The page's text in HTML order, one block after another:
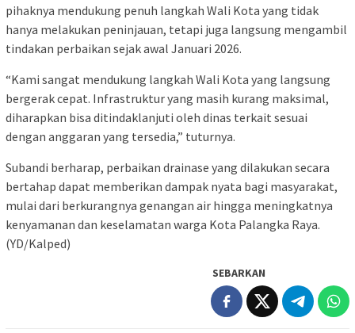
pihaknya mendukung penuh langkah Wali Kota yang tidak
hanya melakukan peninjauan, tetapi juga langsung mengambil
tindakan perbaikan sejak awal Januari 2026.
“Kami sangat mendukung langkah Wali Kota yang langsung
bergerak cepat. Infrastruktur yang masih kurang maksimal,
diharapkan bisa ditindaklanjuti oleh dinas terkait sesuai
dengan anggaran yang tersedia,” tuturnya.
Subandi berharap, perbaikan drainase yang dilakukan secara
bertahap dapat memberikan dampak nyata bagi masyarakat,
mulai dari berkurangnya genangan air hingga meningkatnya
kenyamanan dan keselamatan warga Kota Palangka Raya.
(YD/Kalped)
SEBARKAN